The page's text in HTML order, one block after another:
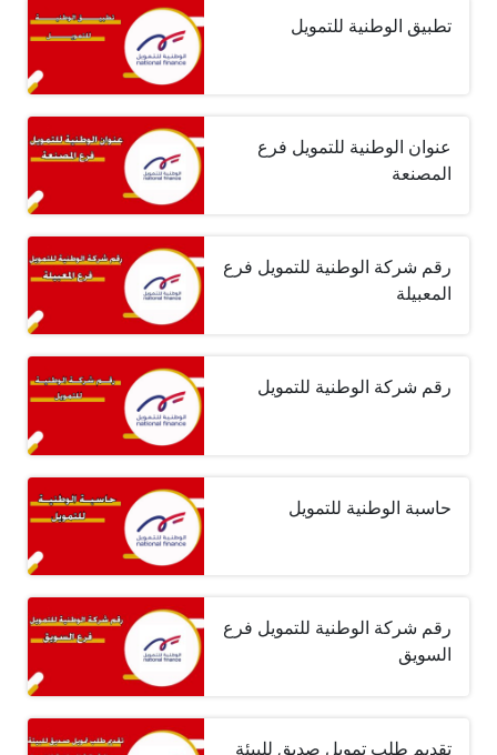
تطبيق الوطنية للتمويل
عنوان الوطنية للتمويل فرع
المصنعة
رقم شركة الوطنية للتمويل فرع
المعبيلة
رقم شركة الوطنية للتمويل
حاسبة الوطنية للتمويل
رقم شركة الوطنية للتمويل فرع
السويق
تقديم طلب تمويل صديق للبيئة